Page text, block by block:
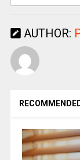
AUTHOR: